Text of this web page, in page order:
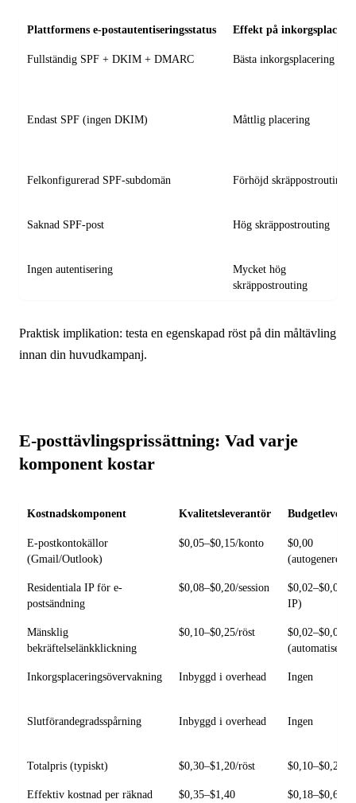
Plattformens e-postautentiseringsstatus Effekt på
Fullständig SPF + DKIM + DMARC Bästa inkorgsplacering
Endast SPF (ingen DKIM) Måttlig placering
Felkonfigurerad SPF-subdomän Förhöjd skräppostrouting
Saknad SPF-post Hög skräppostrouting
Ingen autentisering
Mycket hög
skräppostrouting
Praktisk implikation: testa en egenskapad röst på din måltävling
innan din huvudkampanj.
E-posttävlingsprissättning: Vad varje
komponent kostar
Kostnadskomponent Kvalitetsleverantör
E-postkontokällor
(Gmail/Outlook)
$0,05–$0,15/konto
$0,00
Residentiala IP för e-
postsändning
$0,08–$0,20/session
$0,02–$0,05
IP)
Mänsklig
bekräftelselänkklickning
$0,10–$0,25/röst
$0,02–$0,05
Inkorgsplaceringsövervakning Inbyggd i overhead Ingen
Slutförandegradsspårning Inbyggd i overhead Ingen
Totalpris (typiskt) $0,30–$1,20/röst $0,10–$0,25/
Effektiv kostnad per räknad
$0,35–$1,40
$0,18–$0,65+